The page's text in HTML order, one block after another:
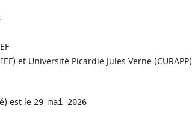
et Université Picardie Jules Verne (CURAPP)
est le 29 mai 2026